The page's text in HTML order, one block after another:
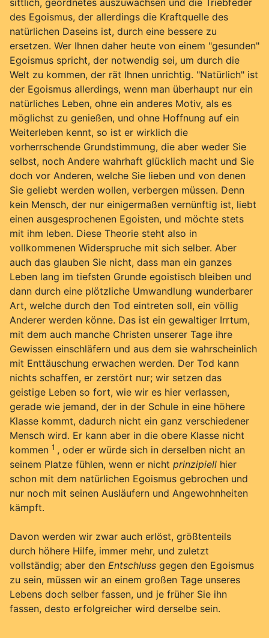
des Egoismus, der allerdings die Kraftquelle des
natürlichen Daseins ist, durch eine bessere zu
ersetzen. Wer Ihnen daher heute von einem "gesunden"
Egoismus spricht, der notwendig sei, um durch die
Welt zu kommen, der rät Ihnen unrichtig. "Natürlich" ist
der Egoismus allerdings, wenn man überhaupt nur ein
natürliches Leben, ohne ein anderes Motiv, als es
möglichst zu genießen, und ohne Hoffnung auf ein
Weiterleben kennt, so ist er wirklich die
vorherrschende Grundstimmung, die aber weder Sie
selbst, noch Andere wahrhaft glücklich macht und Sie
doch vor Anderen, welche Sie lieben und von denen
Sie geliebt werden wollen, verbergen müssen. Denn
kein Mensch, der nur einigermaßen vernünftig ist, liebt
einen ausgesprochenen Egoisten, und möchte stets
mit ihm leben. Diese Theorie steht also in
vollkommenen Widerspruche mit sich selber. Aber
auch das glauben Sie nicht, dass man ein ganzes
Leben lang im tiefsten Grunde egoistisch bleiben und
dann durch eine plötzliche Umwandlung wunderbarer
Art, welche durch den Tod eintreten soll, ein völlig
Anderer werden könne. Das ist ein gewaltiger Irrtum,
mit dem auch manche Christen unserer Tage ihre
Gewissen einschläfern und aus dem sie wahrscheinlich
mit Enttäuschung erwachen werden. Der Tod kann
nichts schaffen, er zerstört nur; wir setzen das
geistige Leben so fort, wie wir es hier verlassen,
gerade wie jemand, der in der Schule in eine höhere
Klasse kommt, dadurch nicht ein ganz verschiedener
Mensch wird. Er kann aber in die obere Klasse nicht
kommen 1 , oder er würde sich in derselben nicht an
seinem Platze fühlen, wenn er nicht prinzipiell hier
schon mit dem natürlichen Egoismus gebrochen und
nur noch mit seinen Ausläufern und Angewohnheiten
kämpft.
Davon werden wir zwar auch erlöst, größtenteils
durch höhere Hilfe, immer mehr, und zuletzt
vollständig; aber den Entschluss gegen den Egoismus
zu sein, müssen wir an einem großen Tage unseres
Lebens doch selber fassen, und je früher Sie ihn
fassen, desto erfolgreicher wird derselbe sein.